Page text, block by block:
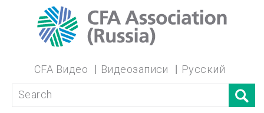
CFA Видео Видеозаписи Русский